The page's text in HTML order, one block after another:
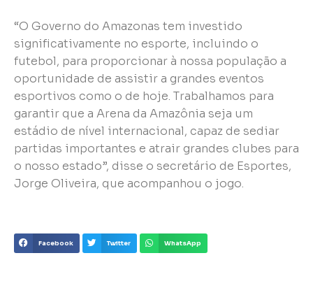
“O Governo do Amazonas tem investido
significativamente no esporte, incluindo o
futebol, para proporcionar à nossa população a
oportunidade de assistir a grandes eventos
esportivos como o de hoje. Trabalhamos para
garantir que a Arena da Amazônia seja um
estádio de nível internacional, capaz de sediar
partidas importantes e atrair grandes clubes para
o nosso estado”, disse o secretário de Esportes,
Jorge Oliveira, que acompanhou o jogo.
Facebook Twitter WhatsApp